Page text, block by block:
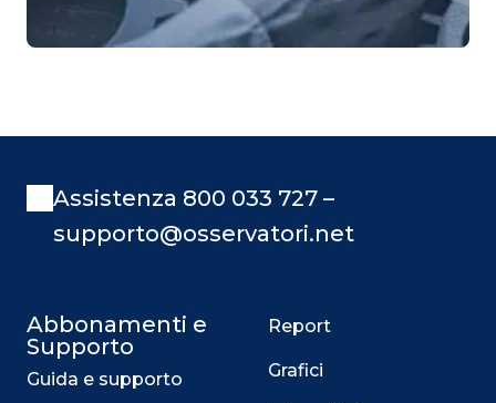
Assistenza 800 033 727 –
supporto@osservatori.net
Abbonamenti e
Supporto
Guida e supporto
Report
Grafici